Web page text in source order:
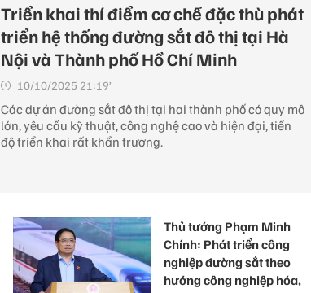
Triển khai thí điểm cơ chế đặc thù phát
triển hệ thống đường sắt đô thị tại Hà
Nội và Thành phố Hồ Chí Minh
10/10/2025 21:19’
Các dự án đường sắt đô thị tại hai thành phố có quy mô
lớn, yêu cầu kỹ thuật, công nghệ cao và hiện đại, tiến
độ triển khai rất khẩn trương.
Thủ tướng Phạm Minh
Chính: Phát triển công
nghiệp đường sắt theo
hướng công nghiệp hóa,